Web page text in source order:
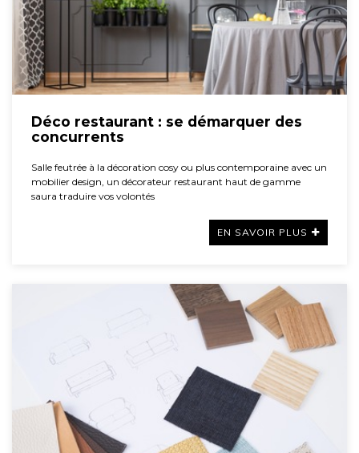
Déco restaurant : se démarquer des
concurrents
Salle feutrée à la décoration cosy ou plus contemporaine avec un
mobilier design, un décorateur restaurant haut de gamme
saura traduire vos volontés
EN SAVOIR PLUS